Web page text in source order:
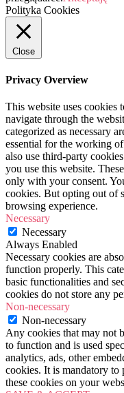
Polityka Cookies
Close
Privacy Overview
This website uses cookies
navigate through the
categorized as necessary
essential for the working
also use third-party
you use this website.
only with your consent.
cookies. But opting out of
browsing experience.
Necessary
Necessary
Always Enabled
Necessary cookies are
function properly. This
basic functionalities and
cookies do not store any
Non-necessary
Non-necessary
Any cookies that may not
to function and is used
analytics, ads, other
cookies. It is mandatory to
these cookies on your